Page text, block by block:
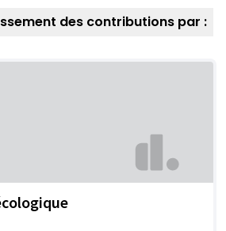
des contributions par :